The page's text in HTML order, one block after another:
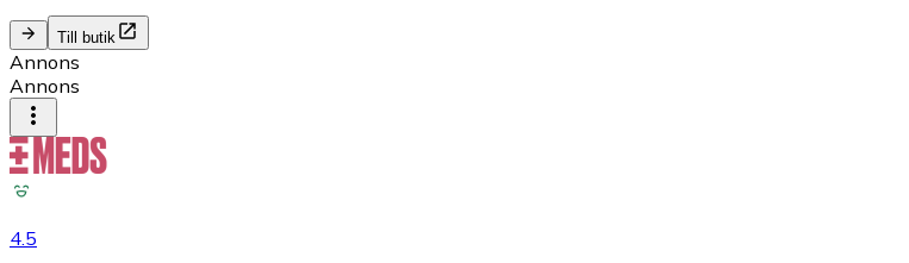
Till butik
Annons
Annons
4.5